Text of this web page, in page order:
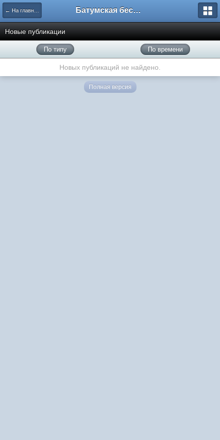
← На главную Батумская беседка
Новые публикации
По типу По времени
Новых публикаций не найдено.
Полная версия